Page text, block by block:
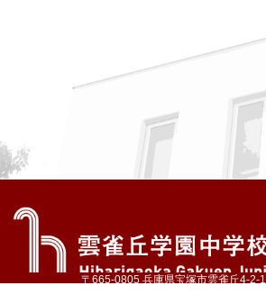
〒665-0805 兵庫県宝塚市雲雀丘4-2-1